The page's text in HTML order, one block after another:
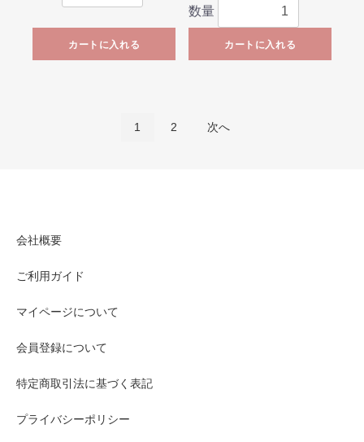
カートに入れる
数量
カートに入れる
1 2 次へ
会社概要
ご利用ガイド
マイページについて
会員登録について
特定商取引法に基づく表記
プライバシーポリシー